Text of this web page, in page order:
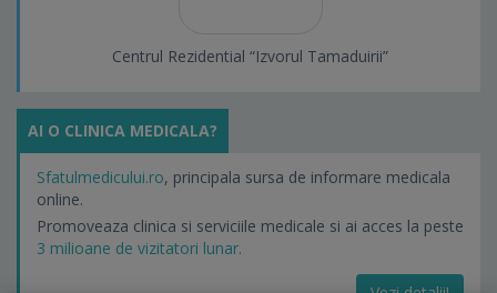
Centrul Rezidential “Izvorul Tamaduirii”
AI O CLINICA MEDICALA?
Sfatulmedicului.ro, principala sursa de informare medicala
online.
Promoveaza clinica si serviciile medicale si ai acces la peste
3 milioane de vizitatori lunar.